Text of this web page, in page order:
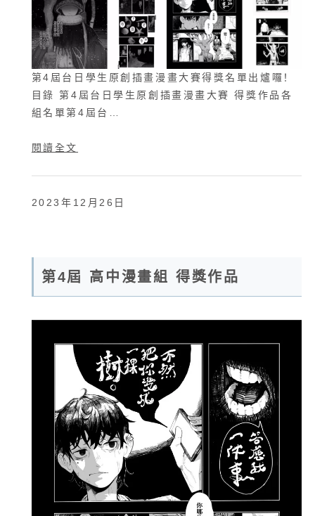
第4屆台日學生原創插畫漫畫大賽得獎名單出爐囉！
目錄 第4屆台日學生原創插畫漫畫大賽 得獎作品各
組名單第4屆台…
閱讀全文
2023年12月26日
第4屆 高中漫畫組 得獎作品